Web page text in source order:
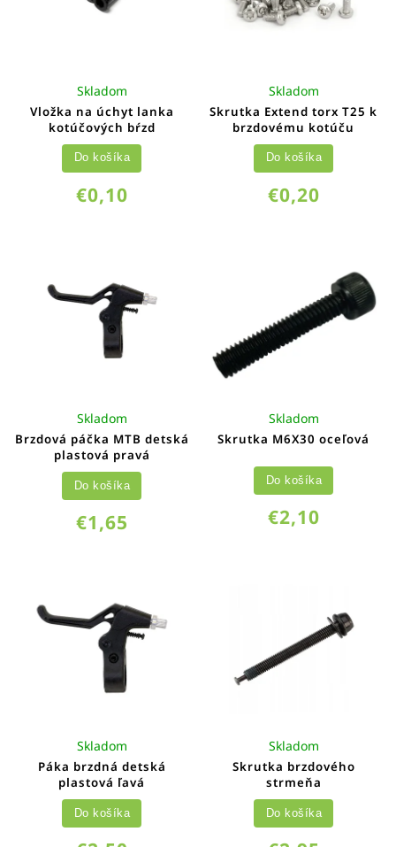
Vložka na úchyt lanka
kotúčových bŕzd
Skladom
€0,10
Do košíka
Skrutka Extend torx T25 k
brzdovému kotúču
Skladom
€0,20
Do košíka
Brzdová páčka MTB detská
plastová pravá
Skladom
€1,65
Do košíka
Skrutka M6X30 oceľová
Skladom
€2,10
Do košíka
Páka brzdná detská
plastová ľavá
Skladom
Do košíka
Skrutka brzdového
strmeňa
Skladom
Do košíka